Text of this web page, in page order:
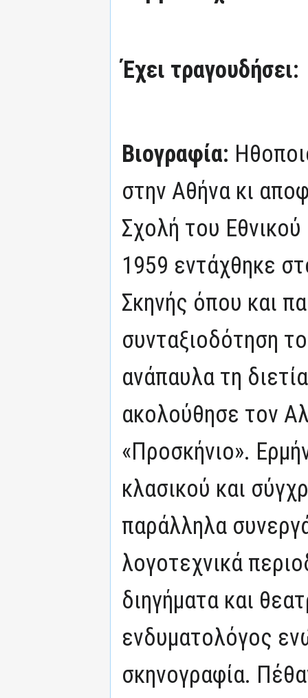
Έχει τραγουδήσει:
Βιογραφία:
στην Αθήνα κι
Σχολή του
1959 εντάχθηκε
Σκηνής όπου και
συνταξιοδότηση
ανάπαυλα τη
ακολούθησε τον
«Προσκήνιο».
κλασικού και
παράλληλα
λογοτεχνικά
διηγήματα και
ενδυματολόγος
σκηνογραφία.